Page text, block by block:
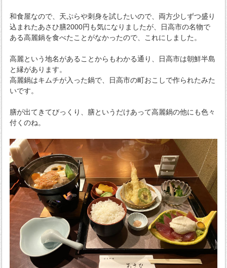
和食屋なので、天ぷらや刺身を試したいので、両方少しずつ盛り
込まれたあさひ膳2000円も気になりましたが、日高市の名物で
ある高麗鍋を食べたことがなかったので、これにしました。
高麗という地名があることからもわかる通り、日高市は朝鮮半島
と縁があります。
高麗鍋はキムチが入った鍋で、日高市の町おこしで作られたみた
いです。
膳が出てきてびっくり、膳というだけあって高麗鍋の他にも色々
付くのね。